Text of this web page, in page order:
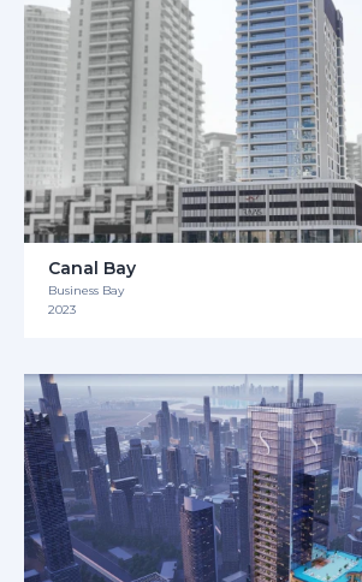
Canal Bay
Business Bay
2023